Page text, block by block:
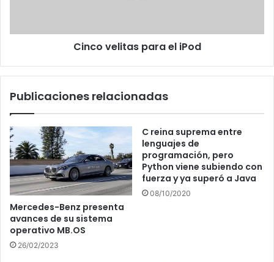
Cinco velitas para el iPod
Publicaciones relacionadas
Mercedes-Benz presenta
avances de su sistema
operativo MB.OS
26/02/2023
C reina suprema entre
lenguajes de
programación, pero
Python viene subiendo con
fuerza y ya superó a Java
08/10/2020